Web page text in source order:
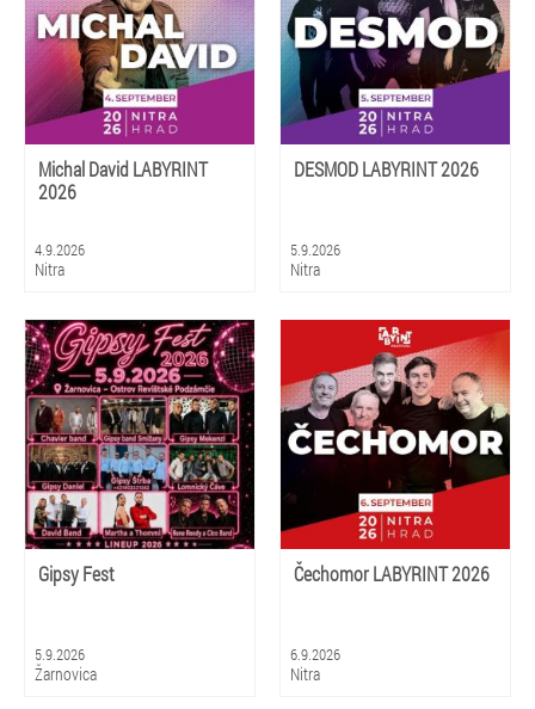
Michal David LABYRINT
2026
4.9.2026
Nitra
DESMOD LABYRINT 2026
5.9.2026
Nitra
Gipsy Fest
5.9.2026
Žarnovica
Čechomor LABYRINT 2026
6.9.2026
Nitra